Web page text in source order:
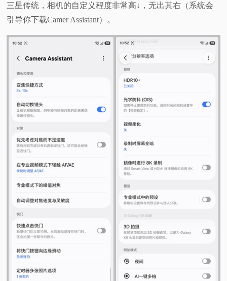
三星传统，相机的自定义程度非常高↓，无出其右（系统会
引导你下载Camer Assistant）。